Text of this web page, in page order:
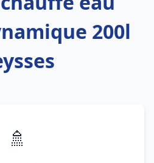
200l
🚿